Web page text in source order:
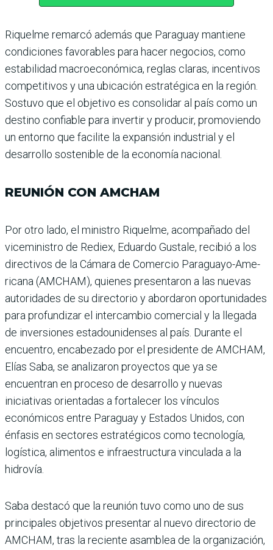
Riquelme remarcó además que Paraguay mantiene
condiciones favorables para hacer negocios, como
esta­bilidad macroeconómica, reglas claras, incentivos
competitivos y una ubicación estratégica en la región.
Sos­tuvo que el objetivo es con­solidar al país como un
des­tino confiable para invertir y producir, promoviendo
un entorno que facilite la expan­sión industrial y el
desarro­llo sostenible de la economía nacional.
REUNIÓN CON AMCHAM
Por otro lado, el ministro Riquelme, acompañado del
viceministro de Rediex, Eduardo Gustale, recibió a los
directivos de la Cámara de Comercio Paraguayo-Ame­
ricana (AMCHAM), quie­nes presentaron a las nuevas
autoridades de su directorio y abordaron oportunidades
para profundizar el intercam­bio comercial y la llegada
de inversiones estadounidenses al país. Durante el
encuentro, encabezado por el presidente de AMCHAM,
Elías Saba, se analizaron proyectos que ya se
encuentran en proceso de desarrollo y nuevas
iniciativas orientadas a fortalecer los vín­culos
económicos entre Para­guay y Estados Unidos, con
énfasis en sectores estratégicos como tecnología,
logística, ali­mentos e infraestructura vin­culada a la
hidrovía.
Saba destacó que la reunión tuvo como uno de sus
principa­les objetivos presentar al nuevo directorio de
AMCHAM, tras la reciente asamblea de la orga­nización,